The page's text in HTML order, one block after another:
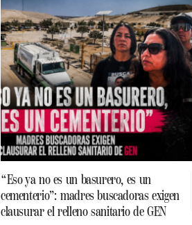
“Eso ya no es un basurero, es un
cementerio”: madres buscadoras exigen
clausurar el relleno sanitario de GEN